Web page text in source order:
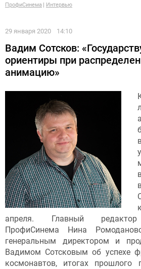
ПрофиСинема Интервью
29 января 2020 14:10
Вадим Сотсков:
ориентиры при
анимацию»
апреля. Главный редактор
ПрофиСинема Нина
генеральным директором и
Вадимом Сотсковым об успехе
космонавтов, итогах прошлого